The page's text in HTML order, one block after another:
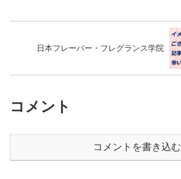
日本フレーバー・フレグランス学院
コメント
コメントを書き込む